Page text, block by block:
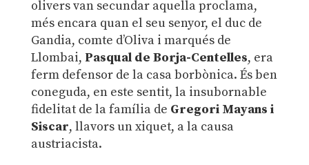
olivers van secundar aquella proclama,
més encara quan el seu senyor, el duc de
Gandia, comte d’Oliva i marqués de
Llombai, Pasqual de Borja-Centelles, era
ferm defensor de la casa borbònica. És ben
coneguda, en este sentit, la insubornable
fidelitat de la família de Gregori Mayans i
Siscar, llavors un xiquet, a la causa
austriacista.